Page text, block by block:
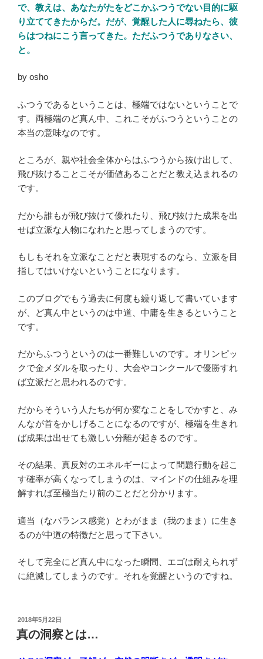
で、教えは、あなたがたをどこかふつうでない目的に駆
り立ててきたからだ。だが、覚醒した人に尋ねたら、彼
らはつねにこう言ってきた。ただふつうでありなさい、
と。
by osho
ふつうであるということは、極端ではないということで
す。両極端のど真ん中、これこそがふつうということの
本当の意味なのです。
ところが、親や社会全体からはふつうから抜け出して、
飛び抜けることこそが価値あることだと教え込まれるの
です。
だから誰もが飛び抜けて優れたり、飛び抜けた成果を出
せば立派な人物になれたと思ってしまうのです。
もしもそれを立派なことだと表現するのなら、立派を目
指してはいけないということになります。
このブログでもう過去に何度も繰り返して書いています
が、ど真ん中というのは中道、中庸を生きるということ
です。
だからふつうというのは一番難しいのです。オリンピッ
クで金メダルを取ったり、大会やコンクールで優勝すれ
ば立派だと思われるのです。
だからそういう人たちが何か変なことをしでかすと、み
んなが首をかしげることになるのですが、極端を生きれ
ば成果は出せても激しい分離が起きるのです。
その結果、真反対のエネルギーによって問題行動を起こ
す確率が高くなってしまうのは、マインドの仕組みを理
解すれば至極当たり前のことだと分かります。
適当（なバランス感覚）とわがまま（我のまま）に生き
るのが中道の特徴だと思って下さい。
そして完全にど真ん中になった瞬間、エゴは耐えられず
に絶滅してしまうのです。それを覚醒というのですね。
投
稿
日:
2018年5月22日
真の洞察とは…